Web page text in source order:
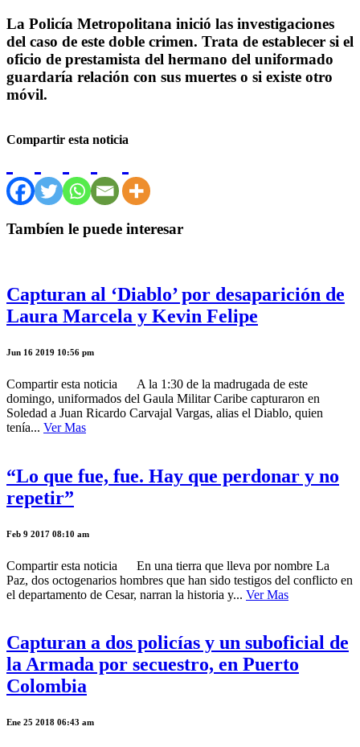
La Policía Metropolitana inició las investigaciones
del caso de este doble crimen. Trata de establecer si el
oficio de prestamista del hermano del uniformado
guardaría relación con sus muertes o si existe otro
móvil.
Compartir esta noticia
Tambíen le puede interesar
Capturan al ‘Diablo’ por desaparición de
Laura Marcela y Kevin Felipe
Jun 16 2019 10:56 pm
Compartir esta noticia A la 1:30 de la madrugada de este
domingo, uniformados del Gaula Militar Caribe capturaron en
Soledad a Juan Ricardo Carvajal Vargas, alias el Diablo, quien
tenía... Ver Mas
“Lo que fue, fue. Hay que perdonar y no
repetir”
Feb 9 2017 08:10 am
Compartir esta noticia En una tierra que lleva por nombre La
Paz, dos octogenarios hombres que han sido testigos del conflicto en
el departamento de Cesar, narran la historia y... Ver Mas
Capturan a dos policías y un suboficial de
la Armada por secuestro, en Puerto
Colombia
Ene 25 2018 06:43 am